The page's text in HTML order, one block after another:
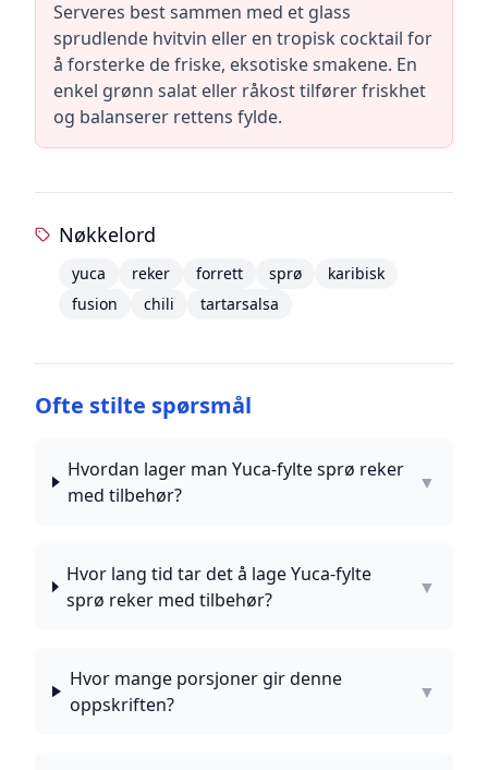
Serveres best sammen med et glass
sprudlende hvitvin eller en tropisk cocktail for
å forsterke de friske, eksotiske smakene. En
enkel grønn salat eller råkost tilfører friskhet
og balanserer rettens fylde.
Nøkkelord
yuca reker forrett sprø
karibisk
fusion
chili tartarsalsa
Ofte stilte spørsmål
Hvordan lager man Yuca-fylte sprø reker
med tilbehør?
▼
Hvor lang tid tar det å lage Yuca-fylte
sprø reker med tilbehør?
▼
Hvor mange porsjoner gir denne
oppskriften?
▼